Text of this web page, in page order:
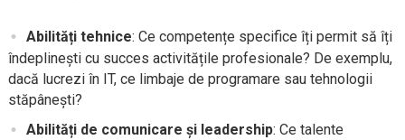
Abilități tehnice: Ce competențe specifice îți permit să îți
îndeplinești cu succes activitățile profesionale? De exemplu,
dacă lucrezi în IT, ce limbaje de programare sau tehnologii
stăpânești?
Abilități de comunicare și leadership: Ce talente